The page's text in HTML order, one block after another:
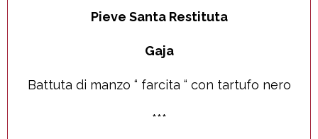
Pieve Santa Restituta
Gaja
Battuta di manzo “ farcita “ con tartufo nero
***